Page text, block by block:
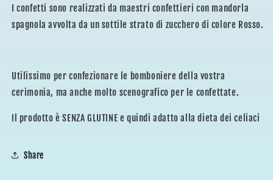
I confetti sono realizzati da maestri confettieri con mandorla
spagnola avvolta da un sottile strato di zucchero di colore Rosso.
Utilissimo per confezionare le bomboniere della vostra
cerimonia, ma anche molto scenografico per le confettate.
Il prodotto è SENZA GLUTINE e quindi adatto alla dieta dei celiaci
Share